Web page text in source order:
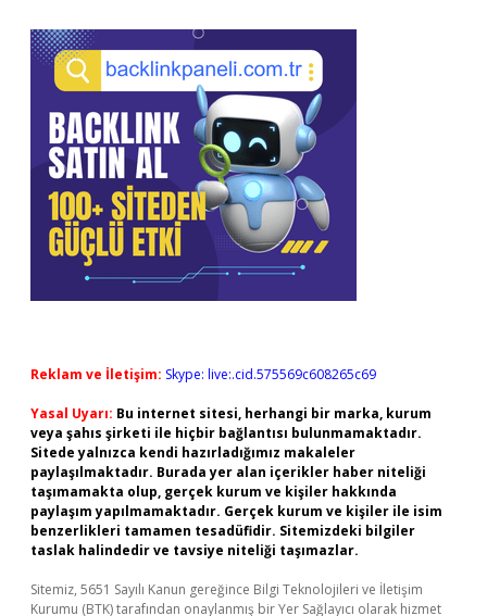
Reklam ve İletişim: Skype: live:.cid.575569c608265c69
Yasal Uyarı: Bu internet sitesi, herhangi bir marka, kurum
veya şahıs şirketi ile hiçbir bağlantısı bulunmamaktadır.
Sitede yalnızca kendi hazırladığımız makaleler
paylaşılmaktadır. Burada yer alan içerikler haber niteliği
taşımamakta olup, gerçek kurum ve kişiler hakkında
paylaşım yapılmamaktadır. Gerçek kurum ve kişiler ile isim
benzerlikleri tamamen tesadüfidir. Sitemizdeki bilgiler
taslak halindedir ve tavsiye niteliği taşımazlar.
Sitemiz, 5651 Sayılı Kanun gereğince Bilgi Teknolojileri ve İletişim
Kurumu (BTK) tarafından onaylanmış bir Yer Sağlayıcı olarak hizmet